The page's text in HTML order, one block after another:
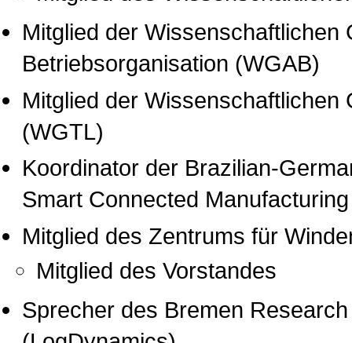
Mitglied der Wissenschaftlichen
Betriebsorganisation (WGAB)
Mitglied der
(WGTL)
Koordinator der Brazilian-
Smart Connected
Mitglied des Zentrums für
Mitglied des Vorstandes
Sprecher des Bremen